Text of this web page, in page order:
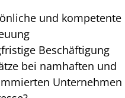
und kompetente
Beschäftigung
bei namhaften und
Unternehmen